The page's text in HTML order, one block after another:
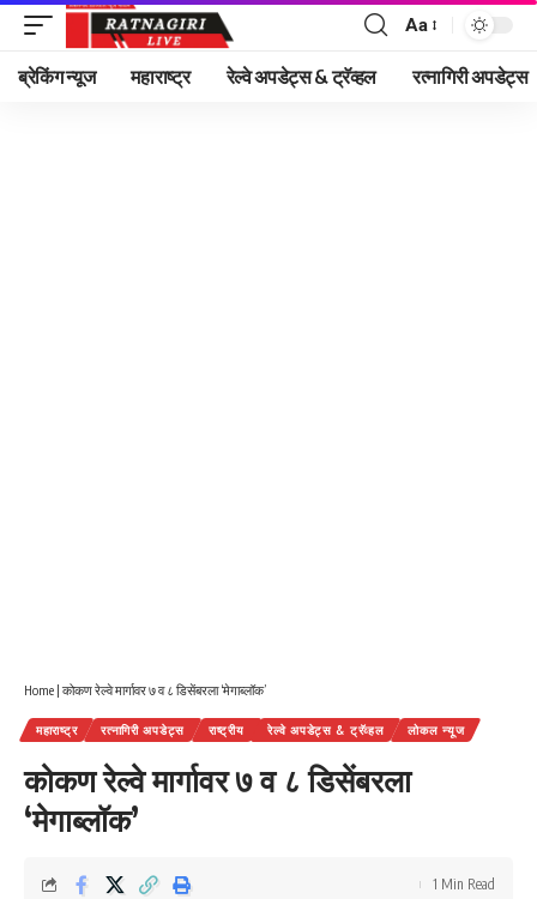
Font
Resizer
Aa
ब्रेकिंग न्यूज महाराष्ट्र रेल्वे अपडेट्स & ट्रॅव्हल रत्नागिरी अपडेट्स
Home | कोकण रेल्वे मार्गावर ७ व ८ डिसेंबरला ‘मेगाब्लॉक’
महाराष्ट्र रत्नागिरी अपडेट्स राष्ट्रीय रेल्वे अपडेट्स & ट्रॅव्हल लोकल न्यूज
कोकण रेल्वे मार्गावर ७ व ८ डिसेंबरला
‘मेगाब्लॉक’
1 Min Read